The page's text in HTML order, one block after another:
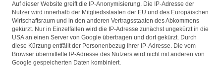
Auf dieser Website greift die IP-Anonymisierung. Die IP-Adresse der
Nutzer wird innerhalb der Mitgliedsstaaten der EU und des Europäischen
Wirtschaftsraum und in den anderen Vertragsstaaten des Abkommens
gekürzt. Nur in Einzelfällen wird die IP-Adresse zunächst ungekürzt in die
USA an einen Server von Google übertragen und dort gekürzt. Durch
diese Kürzung entfällt der Personenbezug Ihrer IP-Adresse. Die vom
Browser übermittelte IP-Adresse des Nutzers wird nicht mit anderen von
Google gespeicherten Daten kombiniert.